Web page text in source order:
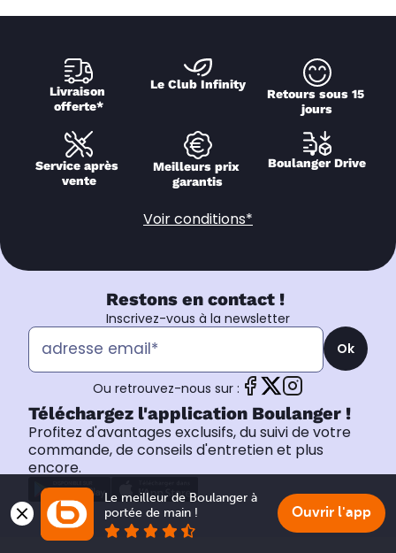
Livraison
offerte*
Le Club Infinity
Retours sous 15
jours
Service après
vente
Meilleurs prix
garantis
Boulanger Drive
Voir conditions*
Restons en contact !
Inscrivez-vous à la newsletter
Ok
Ou retrouvez-nous sur :
Téléchargez l'application Boulanger !
Profitez d'avantages exclusifs, du suivi de votre
commande, de conseils d'entretien et plus
encore.
Le meilleur de Boulanger à
portée de main !
Ouvrir l'app